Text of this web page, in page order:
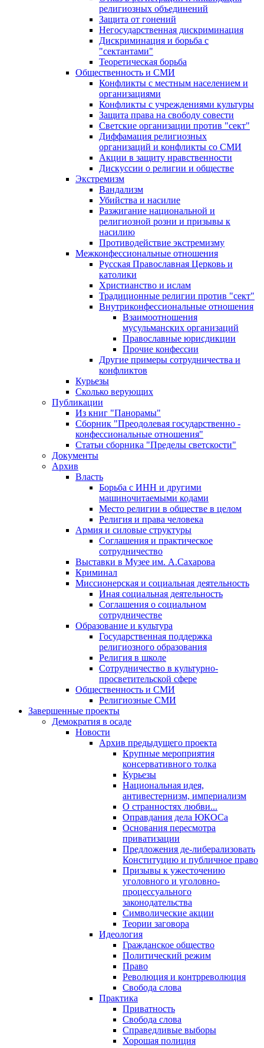
религиозных объединений
Защита от гонений
Негосударственная дискриминация
Дискриминация и борьба с
"сектантами"
Теоретическая борьба
Общественность и СМИ
Конфликты с местным населением и
организациями
Конфликты с учреждениями культуры
Защита права на свободу совести
Светские организации против "сект"
Диффамация религиозных
организаций и конфликты со СМИ
Акции в защиту нравственности
Дискуссии о религии и обществе
Экстремизм
Вандализм
Убийства и насилие
Разжигание национальной и
религиозной розни и призывы к
насилию
Противодействие экстремизму
Межконфессиональные отношения
Русская Православная Церковь и
католики
Христианство и ислам
Традиционные религии против "сект"
Внутриконфессиональные отношения
Взаимоотношения
мусульманских организаций
Православные юрисдикции
Прочие конфессии
Другие примеры сотрудничества и
конфликтов
Курьезы
Сколько верующих
Публикации
Из книг "Панорамы"
Сборник "Преодолевая государственно -
конфессиональные отношения"
Статьи сборника "Пределы светскости"
Документы
Архив
Власть
Борьба с ИНН и другими
машиночитаемыми кодами
Место религии в обществе в целом
Религия и права человека
Армия и силовые структуры
Соглашения и практическое
сотрудничество
Выставки в Музее им. А.Сахарова
Криминал
Миссионерская и социальная деятельность
Иная социальная деятельность
Соглашения о социальном
сотрудничестве
Образование и культура
Государственная поддержка
религиозного образования
Религия в школе
Сотрудничество в культурно-
просветительской сфере
Общественность и СМИ
Религиозные СМИ
Завершенные проекты
Демократия в осаде
Новости
Архив предыдущего проекта
Крупные мероприятия
консервативного толка
Курьезы
Национальная идея,
антивестернизм, империализм
О странностях любви...
Оправдания дела ЮКОСа
Основания пересмотра
приватизации
Предложения де-либерализовать
Конституцию и публичное право
Призывы к ужесточению
уголовного и уголовно-
процессуального
законодательства
Символические акции
Теории заговора
Идеология
Гражданское общество
Политический режим
Право
Революция и контрреволюция
Свобода слова
Практика
Приватность
Свобода слова
Справедливые выборы
Хорошая полиция